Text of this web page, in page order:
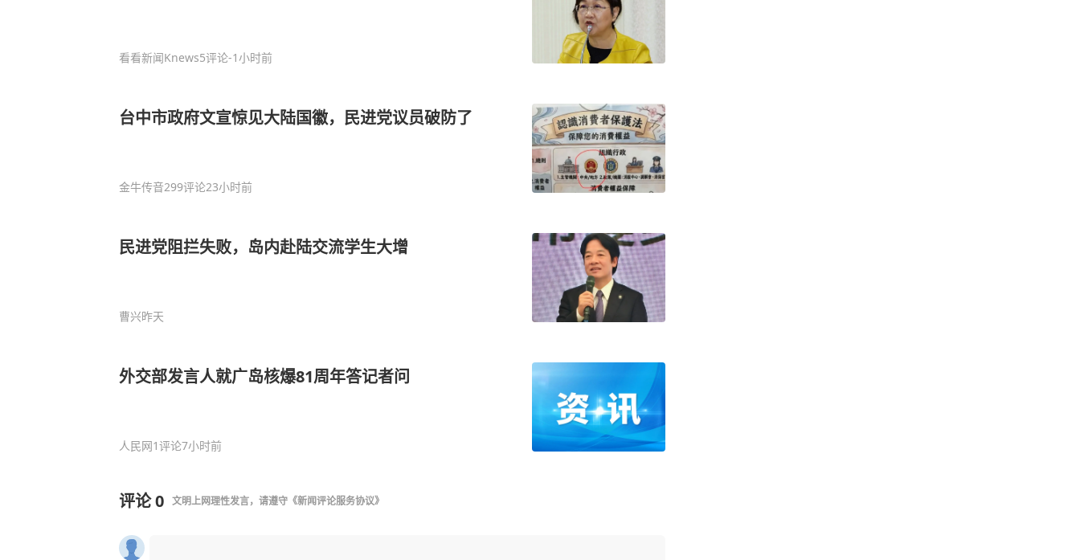
看看新闻Knews5评论-1小时前
台中市政府文宣惊见大陆国徽，民进党议员破防了
金牛传音299评论23小时前
民进党阻拦失败，岛内赴陆交流学生大增
曹兴昨天
外交部发言人就广岛核爆81周年答记者问
人民网1评论7小时前
评论0 文明上网理性发言，请遵守 《新闻评论服务协议》